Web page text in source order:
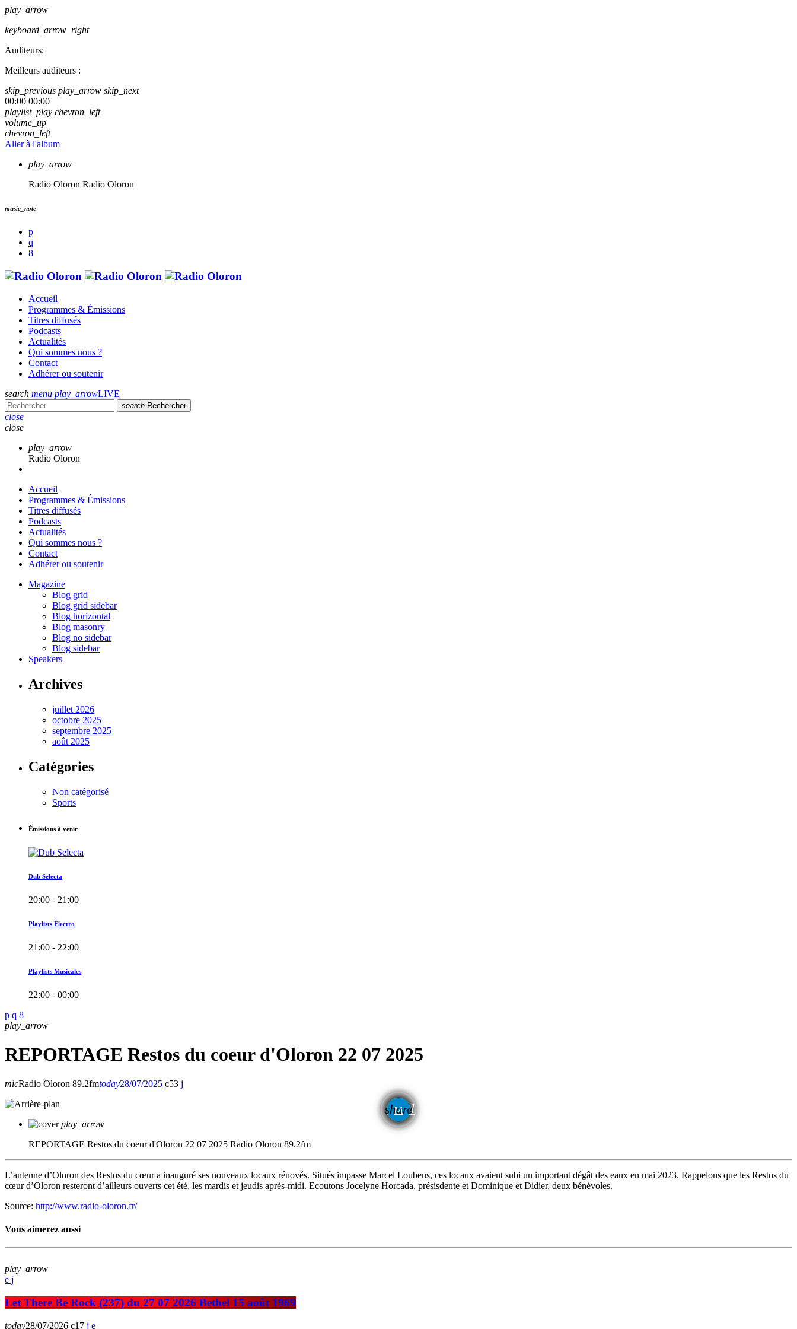
play_arrow
keyboard_arrow_right
Auditeurs:
Meilleurs auditeurs :
skip_previous play_arrow skip_next
00:00 00:00
playlist_play chevron_left
volume_up
chevron_left
Aller à l'album
play_arrow
Radio Oloron Radio Oloron
music_note
Accueil
Programmes & Émissions
Titres diffusés
Podcasts
Actualités
Qui sommes nous ?
Contact
Adhérer ou soutenir
search menu play_arrowLIVE
search Rechercher
close
close
play_arrow
Radio Oloron
Accueil
Programmes & Émissions
Titres diffusés
Podcasts
Actualités
Qui sommes nous ?
Contact
Adhérer ou soutenir
Magazine
Blog grid
Blog grid sidebar
Blog horizontal
Blog masonry
Blog no sidebar
Blog sidebar
Speakers
Archives
juillet 2026
octobre 2025
septembre 2025
août 2025
Catégories
Non catégorisé
Sports
Émissions à venir
Dub Selecta
20:00 - 21:00
Playlists Électro
21:00 - 22:00
Playlists Musicales
22:00 - 00:00
play_arrow
REPORTAGE Restos du coeur d'Oloron 22 07 2025
micRadio Oloron 89.2fmtoday28/07/2025 53
share
email
play_arrow
REPORTAGE Restos du coeur d'Oloron 22 07 2025 Radio Oloron 89.2fm
L’antenne d’Oloron des Restos du cœur a inauguré ses nouveaux locaux rénovés. Situés impasse Marcel Loubens, ces locaux avaient subi un important dégât des eaux en mai 2023. Rappelons que les Restos du
cœur d’Oloron resteront d’ailleurs ouverts cet été, les mardis et jeudis après-midi. Ecoutons Jocelyne Horcada, présisdente et Dominique et Didier, deux bénévoles.
Source: http://www.radio-oloron.fr/
Vous aimerez aussi
play_arrow
Let There Be Rock (237) du 27 07 2026 Bethel 15 août 1969
today28/07/2026 17